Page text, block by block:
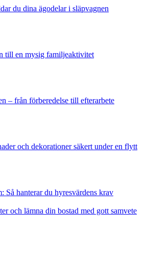
du dina ägodelar i släpvagnen
till en mysig familjeaktivitet
– från förberedelse till efterarbete
och dekorationer säkert under en flytt
Så hanterar du hyresvärdens krav
och lämna din bostad med gott samvete